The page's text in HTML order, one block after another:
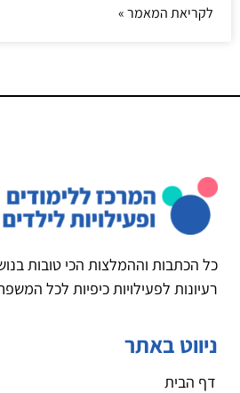
לקריאת המאמר »
כל הכתבות וההמלצות הכי טובות
רעיונות לפעילויות כיפיות לכל
ניווט באתר
דף הבית